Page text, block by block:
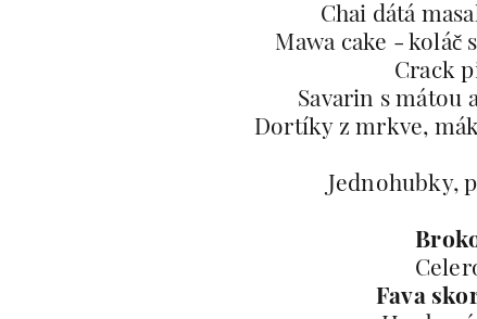
Chai dátá
Mawa cake - koláč
Crack
Savarin s mátou
Dortíky z mrkve,
Jednohubky,
Fava